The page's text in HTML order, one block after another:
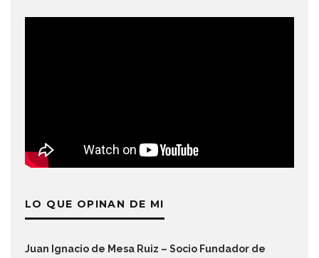
LO QUE OPINAN DE MI
Juan Ignacio de Mesa Ruiz – Socio Fundador de